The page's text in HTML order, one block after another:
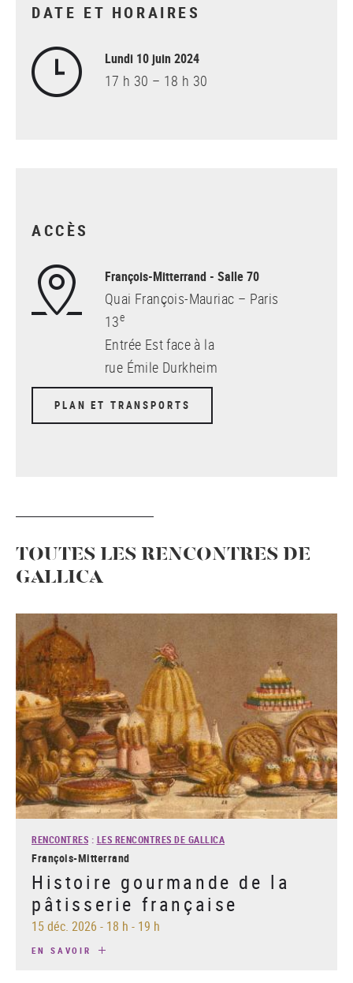
DATE ET HORAIRES
Lundi 10 juin 2024
17 h 30 – 18 h 30
ACCÈS
François-Mitterrand - Salle 70
Quai François-Mauriac – Paris
13e
Entrée Est face à la
rue Émile Durkheim
PLAN ET TRANSPORTS
TOUTES LES RENCONTRES DE
GALLICA
RENCONTRES : LES RENCONTRES DE GALLICA
François-Mitterrand
Histoire gourmande de la
pâtisserie française
15 déc. 2026 - 18 h - 19 h
EN SAVOIR